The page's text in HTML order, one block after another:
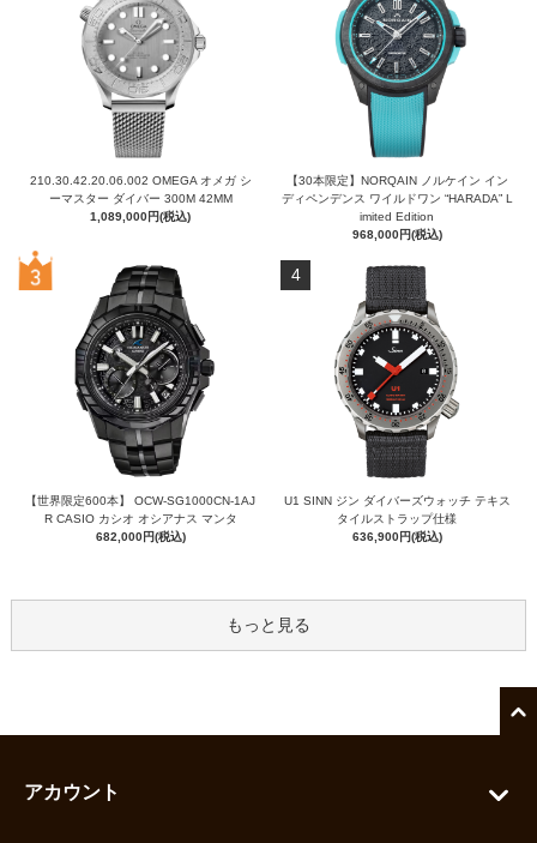
210.30.42.20.06.002 OMEGA オメガ シ
ーマスター ダイバー 300M 42MM
1,089,000円(税込)
【30本限定】NORQAIN ノルケイン イン
ディペンデンス ワイルドワン “HARADA” L
imited Edition
968,000円(税込)
【世界限定600本】 OCW-SG1000CN-1AJ
R CASIO カシオ オシアナス マンタ
682,000円(税込)
4
U1 SINN ジン ダイバーズウォッチ テキス
タイルストラップ仕様
636,900円(税込)
もっと見る
アカウント